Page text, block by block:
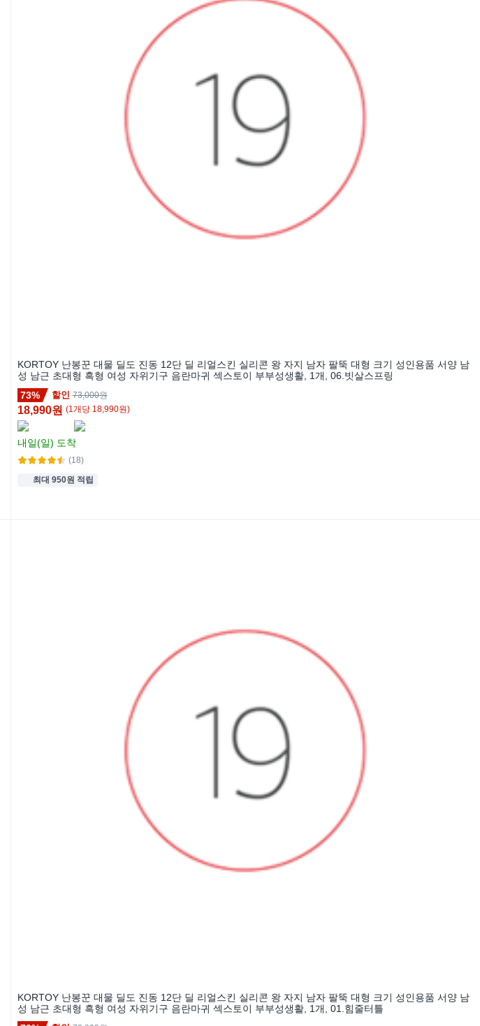
KORTOY 난봉꾼 대물 딜도 진동 12단 딜 리얼스킨 실리콘 왕 자지 남자 팔뚝 대형 크기 성인용품 서양 남
성 남근 초대형 흑형 여성 자위기구 음란마귀 섹스토이 부부성생활, 1개, 06.빗살스프링
73%
할인 73,000원
18,990원 (1개 당 18,990원)
내일(일) 도착
(18)
최대 950원 적립
KORTOY 난봉꾼 대물 딜도 진동 12단 딜 리얼스킨 실리콘 왕 자지 남자 팔뚝 대형 크기 성인용품 서양 남
성 남근 초대형 흑형 여성 자위기구 음란마귀 섹스토이 부부성생활, 1개, 01.힘줄터틀